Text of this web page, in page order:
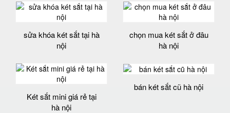
sửa khóa két sắt tại hà
nội
chọn mua két sắt ở đâu
hà nội
Két sắt mini giá rẻ tại
hà nội
bán két sắt cũ hà nội